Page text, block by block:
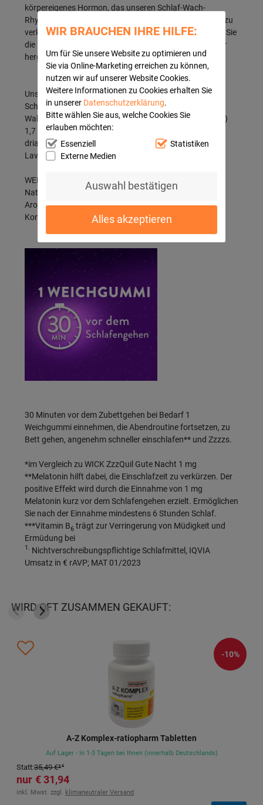
WIR BRAUCHEN IHRE HILFE:
Um für Sie unsere Website zu optimieren und
Sie via Online-Marketing erreichen zu können,
nutzen wir auf unserer Website Cookies.
Weitere Informationen zu Cookies erhalten Sie
in unserer Datenschutzerklärung.
Bitte wählen Sie aus, welche Cookies Sie
erlauben möchten:
Essenziell
Statistiken
Externe Medien
Auswahl bestätigen
Alles akzeptieren
körpereigenes Hormon, das unseren Schlaf-Wach-
Rhythmus reguliert und dazu beiträgt, die Einschlafzeit zu
verkürzen**. Nehmen Sie es bei Bedarf ein und beenden Sie
die Einnahme, sobald Ihr Schlaf-Wach-Rhythmus wieder
hergestellt ist.
Unsere Weichgummis von Europa's Nr. 1
Schlafmarke1haben einen natürlichen
Waldfruchtgeschmack und enthalten (pro Weichgummi)
1,7 mg Melatonin, 2,8 mg Vitamin B
drianextrakt, 10 mg Kamillenextrakt, 10 mg
Lavendelextrakt.
WEICHGUMMIS MIT WALDFRUCHTGESCHMACK:
Natürlicher Waldfruchtgeschmack, ohne künstliche
Aromen, Farbstoffe, Süßungsmittel und
Konservierungsstoffe, laktose- und glutenfrei.
30 Minuten vor dem Zubettgehen bei Bedarf 1
Weichgummi einnehmen, die Abendroutine fortsetzen, zu
Bett gehen, angenehm schneller einschlafen** und Zzzzs.
*im Vergleich zu WICK ZzzQuil Gute Nacht 1 mg
**Melatonin hilft dabei, die Einschlafzeit zu verkürzen. Der
positive Effekt wird durch die Einnahme von 1 mg
Melatonin kurz vor dem Schlafengehen erzielt. Ermöglichen
Sie nach der Einnahme mindestens 6 Stunden Schlaf.
***Vitamin B6 trägt zur Verringerung von Müdigkeit und
Ermüdung bei
1. Nichtverschreibungspflichtige Schlafmittel, IQVIA
Umsatz in € rAVP; MAT 01/2023
WIRD OFT ZUSAMMEN GEKAUFT:
A-Z Komplex-ratiopharm Tabletten
31,94 €
Statt:35,49 €³
Auf Lager - In 1-3 Tagen bei Ihnen (innerhalb Deutschlands)
inkl. Mwst. zzgl. klimaneutraler Versand
-10%